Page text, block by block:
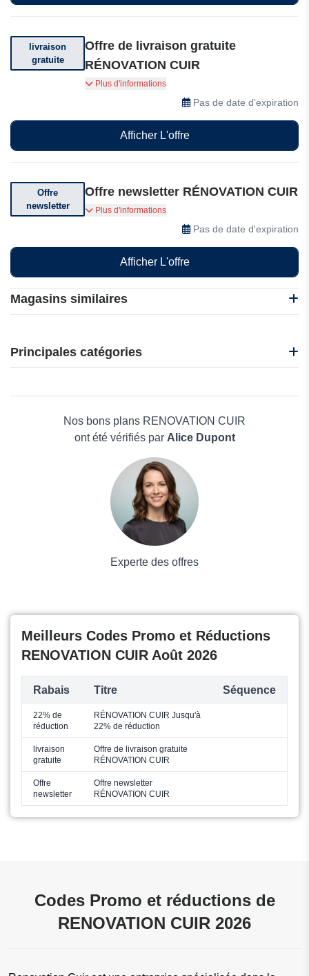
Magasins similaires
Gabiona
Garden of Life
Habitat et Jardin
Principales catégories
Maison & JardinNos bons plans RENOVATION CUIR
ont été vérifiés par Alice Dupont
Experte des offres
livraison
gratuite
Offre de livraison gratuite
RÉNOVATION CUIR
Plus d'informations
Pas de date d'expiration
Afficher L'offre
Offre
newsletter
Offre newsletter RÉNOVATION CUIR
Abonnez-vous et recevez des offres
Plus d'informations
Pas de date d'expiration
Afficher L'offre
Meilleurs Codes Promo et Réductions
RENOVATION CUIR Août 2026
Rabais Titre Séquence
22% de
réduction
RÉNOVATION CUIR Jusqu'à
22% de réduction
livraison
gratuite
Offre de livraison gratuite
RÉNOVATION CUIR
Offre
newsletter
Offre newsletter
RÉNOVATION CUIR
Codes Promo et réductions de
RENOVATION CUIR 2026